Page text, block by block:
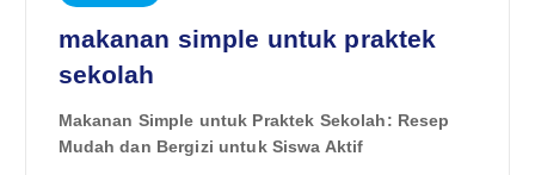
makanan simple untuk praktek
sekolah
Makanan Simple untuk Praktek Sekolah: Resep
Mudah dan Bergizi untuk Siswa Aktif